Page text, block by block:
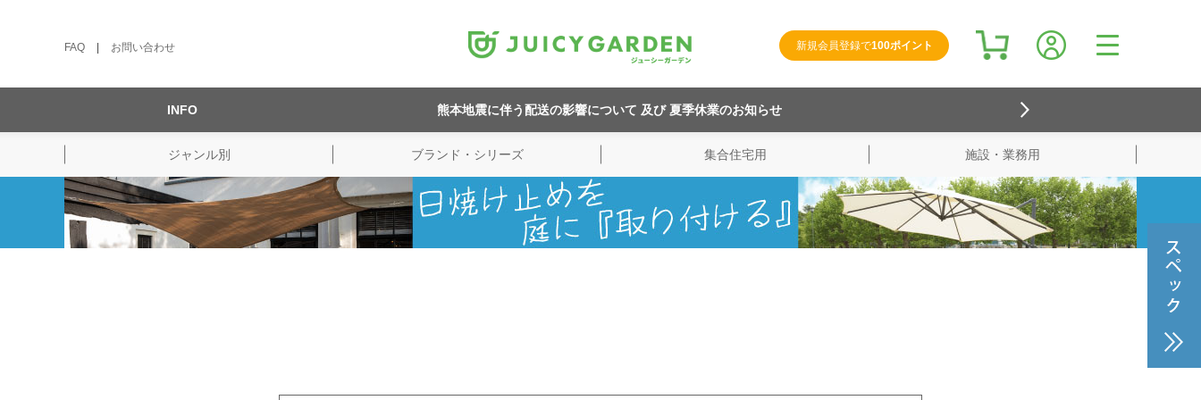
FAQ お問い合わせ 新規会員登録で100ポイント
検索
INFO 熊本地震に伴う配送の影響について 及び 夏季休業のお知らせ
ジャンル別 ブランド・シリーズ 集合住宅用 施設・業務用